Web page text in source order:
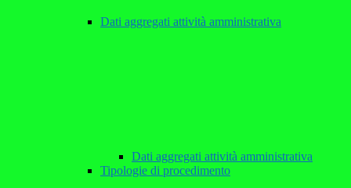
Dati aggregati attività amministrativa
Dati aggregati attività amministrativa
Tipologie di procedimento